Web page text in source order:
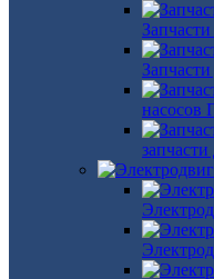
насосов